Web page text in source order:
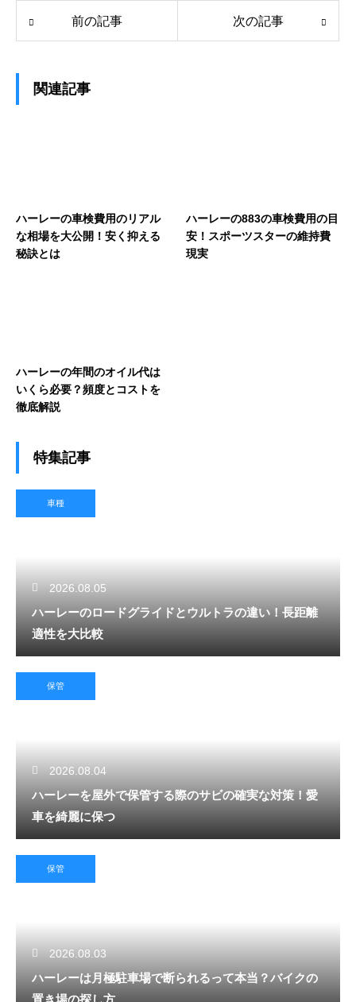
前の記事 次の記事
関連記事
ハーレーの車検費用のリアル
な相場を大公開！安く抑える
秘訣とは
ハーレーの883の車検費用の目
安！スポーツスターの維持費
現実
ハーレーの年間のオイル代は
いくら必要？頻度とコストを
徹底解説
特集記事
車種
2026.08.05
ハーレーのロードグライドとウルトラの違い！長距離
適性を大比較
保管
2026.08.04
ハーレーを屋外で保管する際のサビの確実な対策！愛
車を綺麗に保つ
保管
2026.08.03
ハーレーは月極駐車場で断られるって本当？バイクの